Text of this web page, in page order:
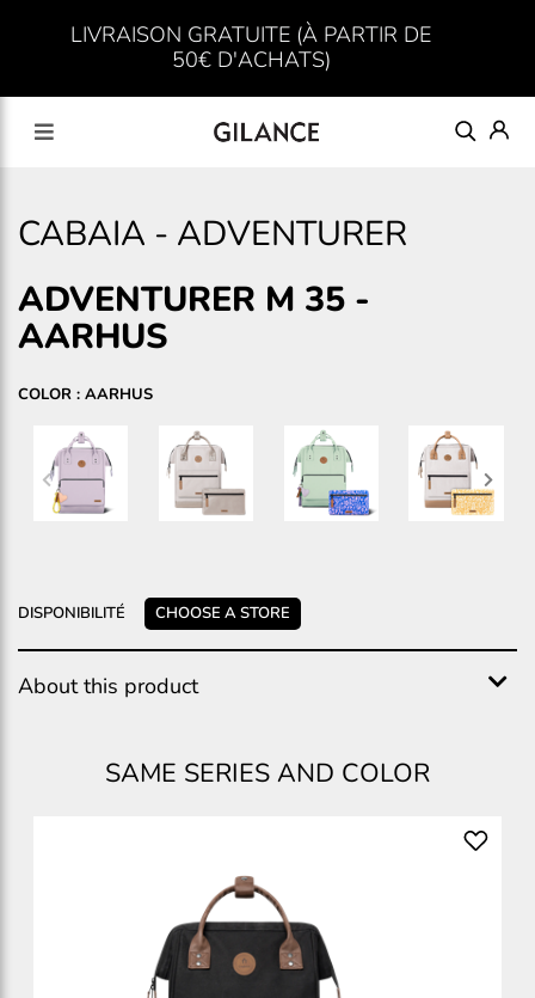
LIVRAISON GRATUITE (À PARTIR DE
50€ D'ACHATS)
CABAIA - ADVENTURER
ADVENTURER M 35 -
AARHUS
COLOR : AARHUS
DISPONIBILITÉ CHOOSE A STORE
About this product
SAME SERIES AND COLOR